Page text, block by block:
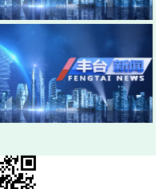
20260803-丰台新闻
20260730-丰台新闻